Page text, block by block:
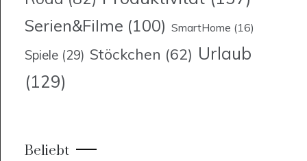
Serien&Filme (100) SmartHome (16)
Spiele (29) Stöckchen (62) Urlaub
(129)
Beliebt